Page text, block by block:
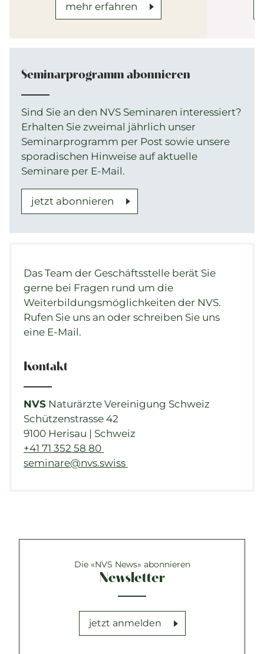
mehr erfahren
Seminarprogramm abonnieren
Sind Sie an den NVS Seminaren interessiert?
Erhalten Sie zweimal jährlich unser
Seminarprogramm per Post sowie unsere
sporadischen Hinweise auf aktuelle
Seminare per E-Mail.
jetzt abonnieren
Das Team der Geschäftsstelle berät Sie
gerne bei Fragen rund um die
Weiterbildungsmöglichkeiten der NVS.
Rufen Sie uns an oder schreiben Sie uns
eine E-Mail.
Kontakt
NVS Naturärzte Vereinigung Schweiz
Schützenstrasse 42
9100 Herisau | Schweiz
+41 71 352 58 80
seminare@nvs.swiss
Die «NVS News» abonnieren
Newsletter
jetzt anmelden